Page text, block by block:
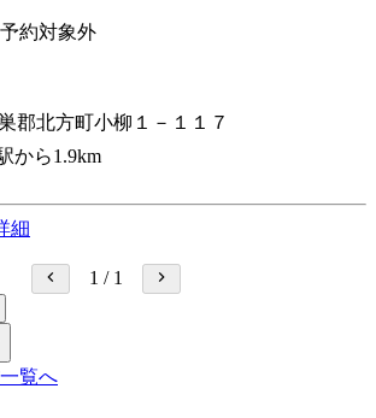
約対象外
郡北方町小柳１－１１７
から1.9km
細
1 / 1
覧へ